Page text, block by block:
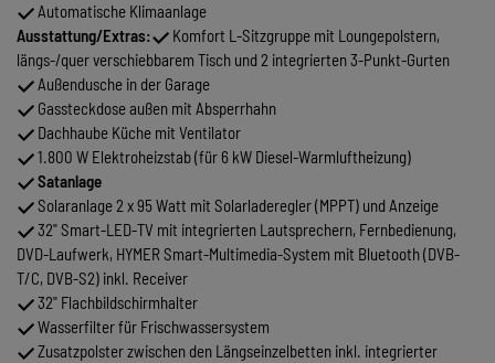
Automatische Klimaanlage
Ausstattung/Extras:
Komfort L-Sitzgruppe mit Loungepolstern,
längs-/quer verschiebbarem Tisch und 2 integrierten 3-Punkt-Gurten
Außendusche in der Garage
Gassteckdose außen mit Absperrhahn
Dachhaube Küche mit Ventilator
1.800 W Elektroheizstab (für 6 kW Diesel-Warmluftheizung)
Satanlage
Solaranlage 2 x 95 Watt mit Solarladeregler (MPPT) und Anzeige
32" Smart-LED-TV mit integrierten Lautsprechern, Fernbedienung,
DVD-Laufwerk, HYMER Smart-Multimedia-System mit Bluetooth (DVB-
T/C, DVB-S2) inkl. Receiver
32" Flachbildschirmhalter
Wasserfilter für Frischwassersystem
Zusatzpolster zwischen den Längseinzelbetten inkl. integrierter